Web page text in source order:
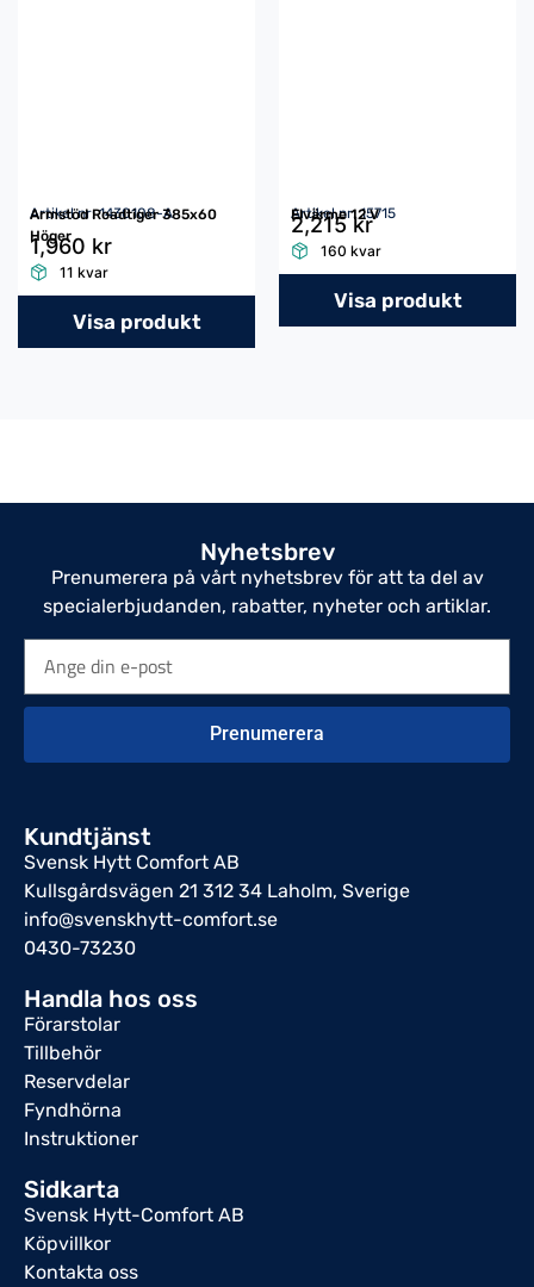
Artikel nr: 1430108-A
Armstöd Roadtiger 385x60
Höger
1,960 kr
11 kvar
Visa produkt
Artikel nr: 15715
Elvärme 12 V
2,215 kr
160 kvar
Visa produkt
Nyhetsbrev
Prenumerera på vårt nyhetsbrev för att ta del av
specialerbjudanden, rabatter, nyheter och artiklar.
Prenumerera
Kundtjänst
Svensk Hytt Comfort AB
Kullsgårdsvägen 21 312 34 Laholm, Sverige
info@svenskhytt-comfort.se
0430-73230
Handla hos oss
Förarstolar
Tillbehör
Reservdelar
Fyndhörna
Instruktioner
Sidkarta
Svensk Hytt-Comfort AB
Köpvillkor
Kontakta oss